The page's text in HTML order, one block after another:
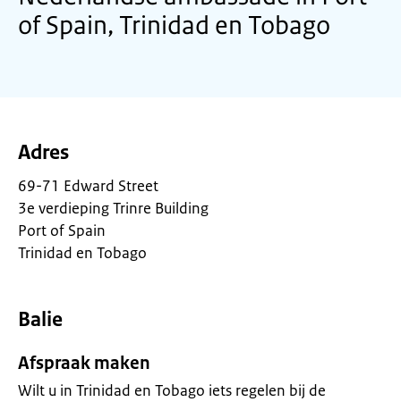
of Spain, Trinidad en Tobago
Adres
69-71 Edward Street
3e verdieping Trinre Building
Port of Spain
Trinidad en Tobago
Balie
Afspraak maken
Wilt u in Trinidad en Tobago iets regelen bij de